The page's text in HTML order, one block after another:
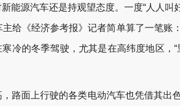
汽车还是持观望态度。一度“人人叫
《经济参考报》记者简单算了一笔账
的冬季驾驶，尤其是在高纬度地区，
面上行驶的各类电动汽车也凭借其出